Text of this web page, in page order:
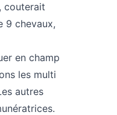
couterait
9 chevaux,
en champ
les multi
autres